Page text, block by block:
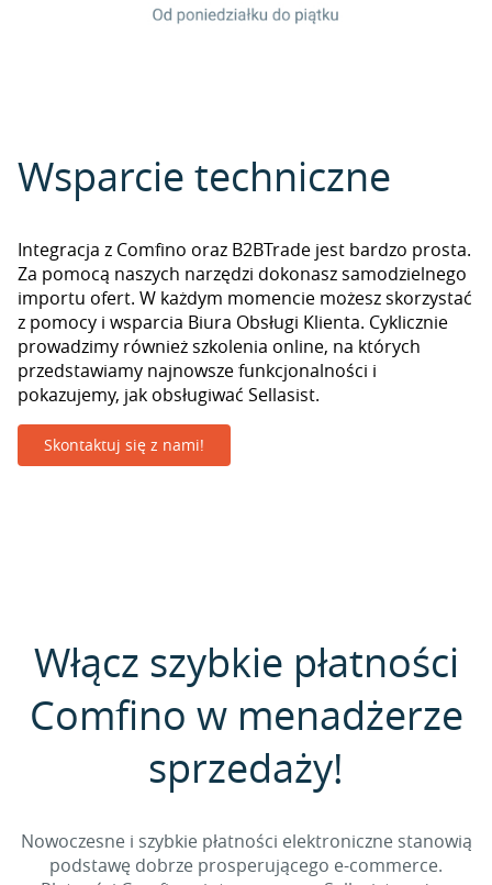
Wsparcie techniczne
Integracja z Comfino oraz B2BTrade jest bardzo prosta.
Za pomocą naszych narzędzi dokonasz samodzielnego
importu ofert. W każdym momencie możesz skorzystać
z pomocy i wsparcia Biura Obsługi Klienta. Cyklicznie
prowadzimy również szkolenia online, na których
przedstawiamy najnowsze funkcjonalności i
pokazujemy, jak obsługiwać Sellasist.
Skontaktuj się z nami!
Włącz szybkie płatności
Comfino w menadżerze
sprzedaży!
Nowoczesne i szybkie płatności elektroniczne stanowią
podstawę dobrze prosperującego e-commerce.